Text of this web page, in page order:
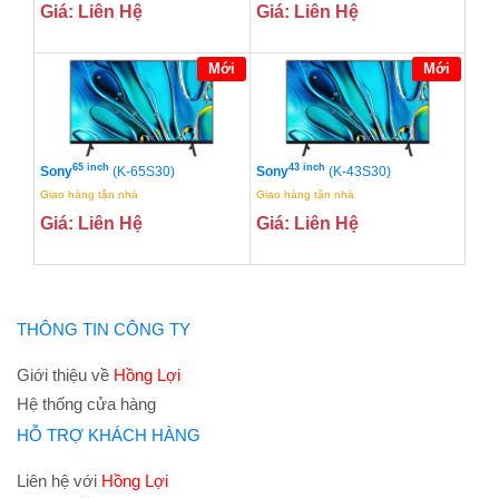
Giá: Liên Hệ Giá: Liên Hệ
Mới
Sony65 inch (K-65S30)
Giao hàng tận nhà
Giá: Liên Hệ
Mới
Sony43 inch (K-43S30)
Giao hàng tận nhà
Giá: Liên Hệ
THÔNG TIN CÔNG TY
Giới thiệu về Hồng Lợi
Hệ thống cửa hàng
HỖ TRỢ KHÁCH HÀNG
Liên hệ với Hồng Lợi